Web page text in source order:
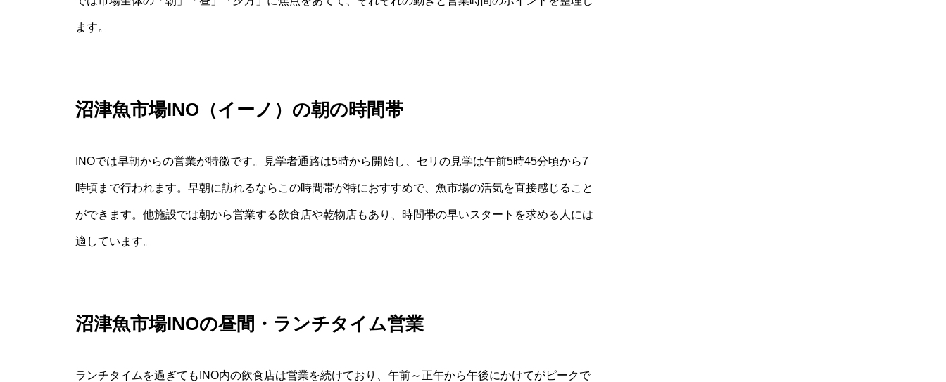
ます。
沼津魚市場INO（イーノ）の朝の時間帯
INOでは早朝からの営業が特徴です。見学者通路は5時から開始し、セリの見学は午前5時45分頃から7
時頃まで行われます。早朝に訪れるならこの時間帯が特におすすめで、魚市場の活気を直接感じること
ができます。他施設では朝から営業する飲食店や乾物店もあり、時間帯の早いスタートを求める人には
適しています。
沼津魚市場INOの昼間・ランチタイム営業
ランチタイムを過ぎてもINO内の飲食店は営業を続けており、午前～正午から午後にかけてがピークで